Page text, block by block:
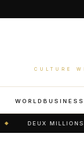
CULTURE
WORLD BUSINESS
DEUX MILLIONS